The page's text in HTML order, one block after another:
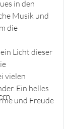
in den
Musik und
die
Licht dieser
vielen
Ein helles
und Freude